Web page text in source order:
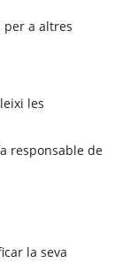
per a altres
les
responsable de
la seva